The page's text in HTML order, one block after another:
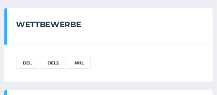
WETTBEWERBE
DEL DEL2 NHL